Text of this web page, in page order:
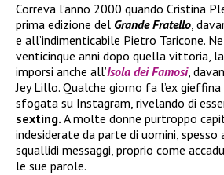
Correva l’anno 2000 quando Cristina
prima edizione del Grande Fratello,
e all’indimenticabile Pietro Taricone.
venticinque anni dopo quella vittoria,
imporsi anche all’Isola dei Famosi,
Jey Lillo. Qualche giorno fa l’ex
sfogata su Instagram, rivelando di
sexting. A molte donne purtroppo
indesiderate da parte di uomini, spesso
squallidi messaggi, proprio come
le sue parole.